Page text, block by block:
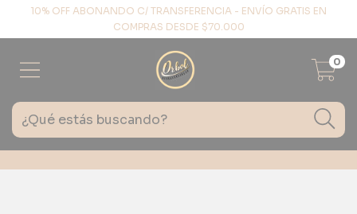
10% OFF ABONANDO C/ TRANSFERENCIA - ENVÍO GRATIS EN
COMPRAS DESDE $70.000
0